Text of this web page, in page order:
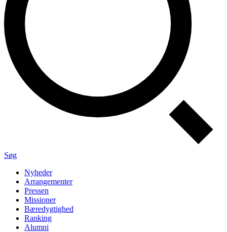
Søg
Nyheder
Arrangementer
Pressen
Missioner
Bæredygtighed
Ranking
Alumni